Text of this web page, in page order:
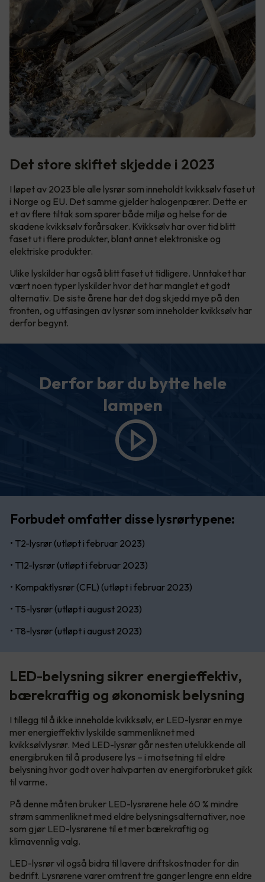
Det store skiftet skjedde i 2023
I løpet av 2023 ble alle lysrør som inneholdt kvikksølv faset ut
i Norge og EU. Det samme gjelder halogenpærer. Dette er
et av flere tiltak som sparer både miljø og helse for de
skadene kvikksølv forårsaker. Kvikksølv har over tid blitt
faset ut i flere produkter, blant annet elektroniske og
elektriske produkter.
Ulike lyskilder har også blitt faset ut tidligere. Unntaket har
vært noen typer lyskilder hvor det har manglet et godt
alternativ. De siste årene har det dog skjedd mye på den
fronten, og utfasingen av lysrør som inneholder kvikksølv har
derfor begynt.
Derfor bør du bytte hele
lampen
Forbudet omfatter disse lysrørtypene:
• T2-lysrør (utløpt i februar 2023)
• T12-lysrør (utløpt i februar 2023)
• Kompaktlysrør (CFL) (utløpt i februar 2023)
• T5-lysrør (utløpt i august 2023)
• T8-lysrør (utløpt i august 2023)
LED-belysning sikrer energieffektiv,
bærekraftig og økonomisk belysning
I tillegg til å ikke inneholde kvikksølv, er LED-lysrør en mye
mer energieffektiv lyskilde sammenliknet med
kvikksølvlysrør. Med LED-lysrør går nesten utelukkende all
energibruken til å produsere lys – i motsetning til eldre
belysning hvor godt over halvparten av energiforbruket gikk
til varme.
På denne måten bruker LED-lysrørene hele 60 % mindre
strøm sammenliknet med eldre belysningsalternativer, noe
som gjør LED-lysrørene til et mer bærekraftig og
klimavennlig valg.
LED-lysrør vil også bidra til lavere driftskostnader for din
bedrift. Lysrørene varer omtrent tre ganger lengre enn eldre